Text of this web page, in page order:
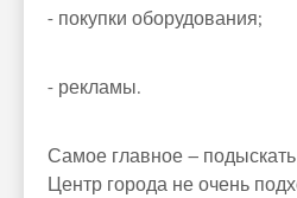
- покупки оборудования;
- рекламы.
Самое главное –
Центр города не очень